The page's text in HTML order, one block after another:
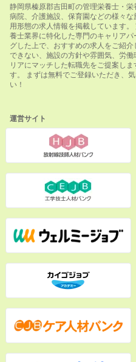
静岡県榛原郡吉田町の管理栄養士・栄
病院、介護施設、保育園などの様々
用形態の求人情報を掲載しています
養士業界に特化した専門のキャリア
グした上で、おすすめの求人をご紹
できない、施設の方針や雰囲気、労
リアにマッチした転職先をご提案し
す。 まずは無料でご登録いただき、
い！
運営サイト